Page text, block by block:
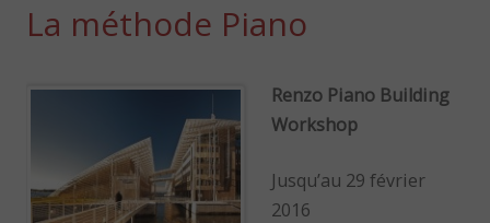
La méthode Piano
Renzo Piano Building
Workshop
Jusqu’au 29 février
2016